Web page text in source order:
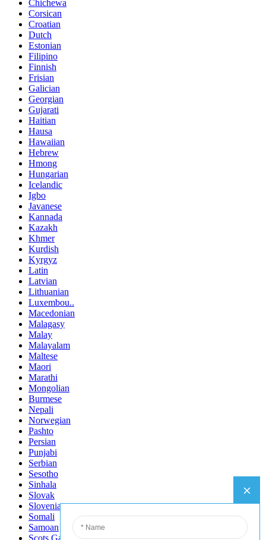
Chichewa
Corsican
Croatian
Dutch
Estonian
Filipino
Finnish
Frisian
Galician
Georgian
Gujarati
Haitian
Hausa
Hawaiian
Hebrew
Hmong
Hungarian
Icelandic
Igbo
Javanese
Kannada
Kazakh
Khmer
Kurdish
Kyrgyz
Latin
Latvian
Lithuanian
Luxembou..
Macedonian
Malagasy
Malay
Malayalam
Maltese
Maori
Marathi
Mongolian
Burmese
Nepali
Norwegian
Pashto
Persian
Punjabi
Serbian
Sesotho
Sinhala
Slovak
Slovenian
Somali
Samoan
Scots Gaelic